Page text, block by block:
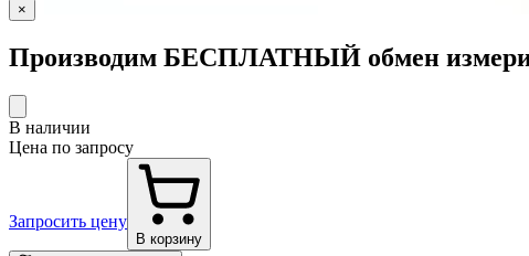
×
Производим БЕСПЛАТНЫЙ обмен
В наличии
Цена по запросу
Запросить цену
В корзину